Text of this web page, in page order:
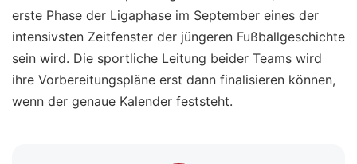
erste Phase der Ligaphase im September eines der
intensivsten Zeitfenster der jüngeren Fußballgeschichte
sein wird. Die sportliche Leitung beider Teams wird
ihre Vorbereitungspläne erst dann finalisieren können,
wenn der genaue Kalender feststeht.